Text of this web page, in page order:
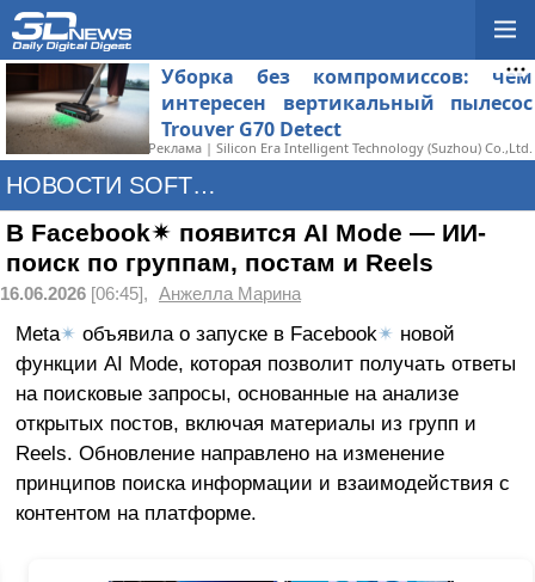
Уборка без компромиссов: чем
интересен вертикальный пылесос
Trouver G70 Detect
Реклама | Silicon Era Intelligent Technology (Suzhou) Co.,Ltd.
НОВОСТИ SOFTWARE
В Facebook✴ появится AI Mode — ИИ-
поиск по группам, постам и Reels
16.06.2026 [06:45], Анжелла Марина
Meta✴ объявила о запуске в Facebook✴ новой
функции AI Mode, которая позволит получать ответы
на поисковые запросы, основанные на анализе
открытых постов, включая материалы из групп и
Reels. Обновление направлено на изменение
принципов поиска информации и взаимодействия с
контентом на платформе.